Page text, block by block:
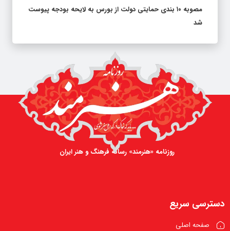
مصوبه ۱۰ بندی حمایتی دولت از بورس به لایحه بودجه پیوست
شد
روزنامه «هنرمند» رسانه فرهنگ و هنر ایران
دسترسی سریع
صفحه اصلی